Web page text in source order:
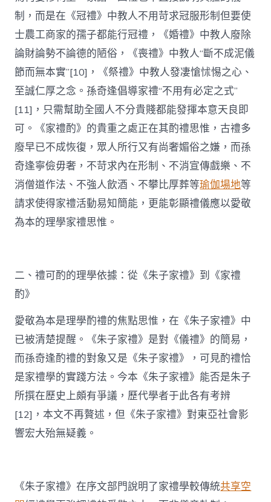
制，而是在《冠禮》中教人不用苛求冠服形制但要使
士農工商家的孺子都能行冠禮，《婚禮》中教人廢除
論財論勢不論德的陋俗，《喪禮》中教人“斷不成泥儀
節而無本實”[10]，《祭禮》中教人發凄愴怵惕之心、
至誠仁厚之念。孫奇逢倡導家禮“不用有必定之式”
[11]，只需幫助全國人不分貴賤都能發揮本意天良即
可。《家禮酌》的貴重之處正在其酌禮思惟，古禮多
廢早已不成恢復，眾人所行又有尚奢媚俗之嫌，而孫
奇逢寧儉毋奢，不苛求內在形制、不消宣傳戲樂、不
消僧道作法、不強人飲酒、不攀比厚葬等瑜伽場地等
請求使得家禮活動易知簡能，更能彰顯禮儀應以愛敬
為本的理學家禮思惟。
二、禮可酌的理學依據：從《朱子家禮》到《家禮
酌》
愛敬為本是理學酌禮的焦點思惟，在《朱子家禮》中
已被清楚提醒。《朱子家禮》是對《儀禮》的簡易，
而孫奇逢酌禮的對象又是《朱子家禮》，可見酌禮恰
是家禮學的實踐方法。今本《朱子家禮》能否是朱子
所撰在歷史上頗有爭議，歷代學者于此各有考辨
[12]，本文不再贅述，但《朱子家禮》對東亞社會影
響宏大殆無疑義。
《朱子家禮》在序文部門說明了家禮學較傳統共享空